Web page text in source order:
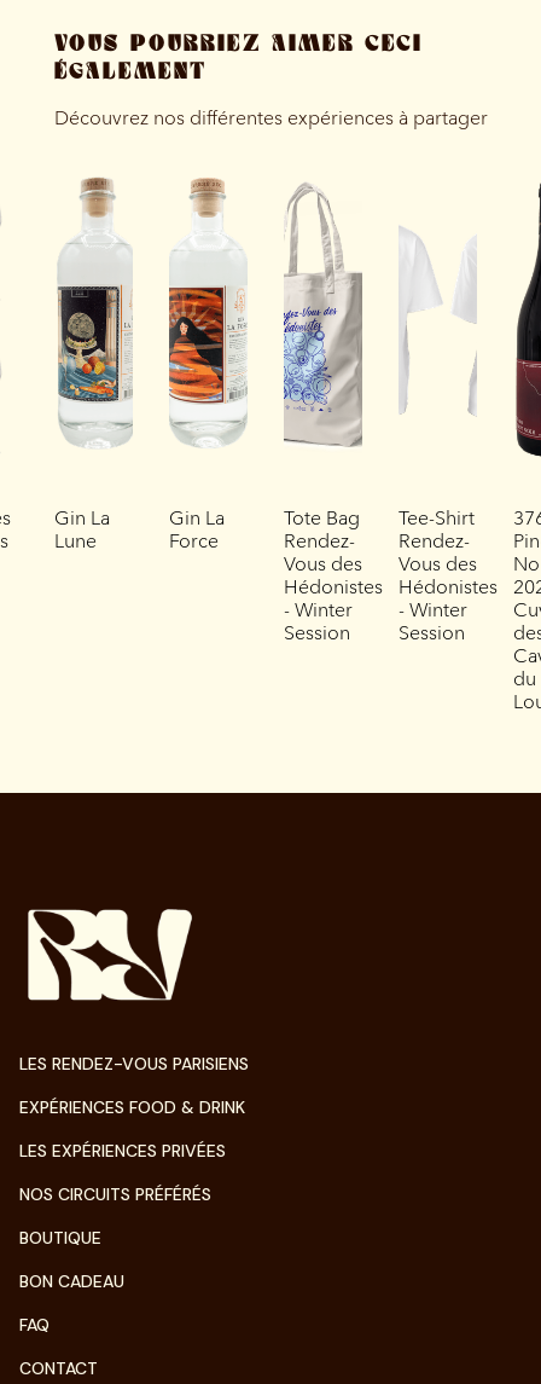
VOUS POURRIEZ AIMER CECI
ÉGALEMENT
Découvrez nos différentes expériences à partager
Gin La
Lune
Gin La
Force
Tote Bag
Rendez-
Vous des
Hédonistes
- Winter
Session
Tee-Shirt
Rendez-
Vous des
Hédonistes
- Winter
Session
du
LES RENDEZ-VOUS PARISIENS
EXPÉRIENCES FOOD & DRINK
LES EXPÉRIENCES PRIVÉES
NOS CIRCUITS PRÉFÉRÉS
BOUTIQUE
BON CADEAU
FAQ
CONTACT